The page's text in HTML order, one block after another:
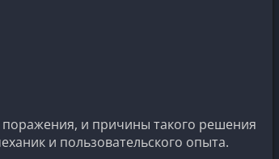
поражения, и причины такого решения
и пользовательского опыта.